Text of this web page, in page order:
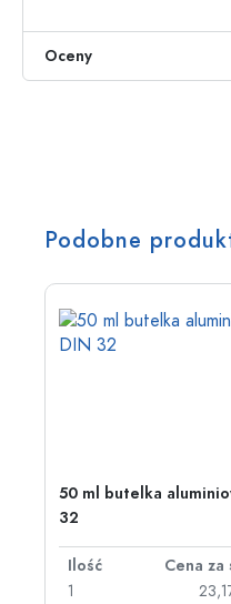
Oceny
Podobne
50 ml butelka
32
Ilość
1